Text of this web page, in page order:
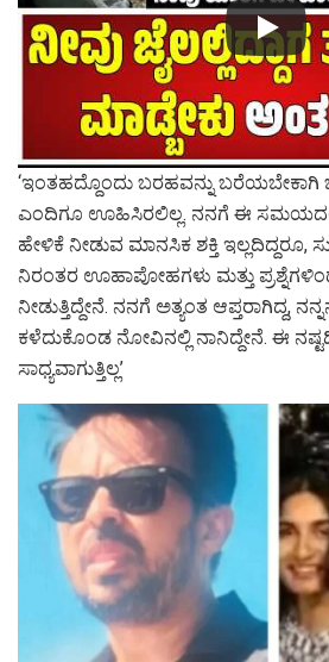
‘ಇಂತಹದ್ದೊಂದು ಬರಹವನ್ನು ಬರೆಯಬೇಕಾಗಿ
ಎಂದಿಗೂ ಊಹಿಸಿರಲಿಲ್ಲ. ನನಗೆ ಈ
ಹೇಳಿಕೆ ನೀಡುವ ಮಾನಸಿಕ ಶಕ್ತಿ ಇಲ್ಲದಿದ್ದರೂ,
ನಿರಂತರ ಊಹಾಪೋಹಗಳು ಮತ್ತು
ನೀಡುತ್ತಿದ್ದೇನೆ. ನನಗೆ ಅತ್ಯಂತ ಆಪ್ತರಾಗಿದ್ದ,
ಕಳೆದುಕೊಂಡ ನೋವಿನಲ್ಲಿ ನಾನಿದ್ದೇನೆ. ಈ
ಸಾಧ್ಯವಾಗುತ್ತಿಲ್ಲ’